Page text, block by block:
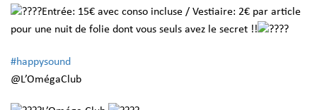
Entrée: 15€ avec conso incluse / Vestiaire: 2€ par article
pour une nuit de folie dont vous seuls avez le secret !!
#happysound
@L’OmégaClub